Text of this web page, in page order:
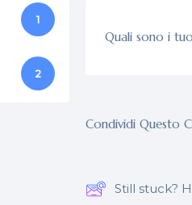
1
2
Quali sono i
Condividi Questo
Still stuck?